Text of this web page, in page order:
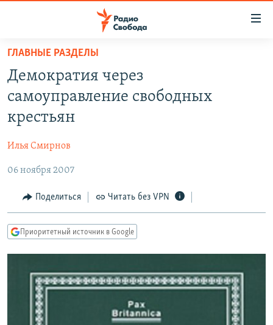
упрощенного
доступа
основному
Вернутся
навигации
Вернутся
поиску
ПОДКАСТЫ
АВТОРСКИЕ ПРОЕКТЫ
МНЕНИЯ
КУЛЬТУРА
IDEL.РЕАЛИИ
СЕВЕР.РЕАЛИИ
РАСПИСАНИЕ ВЕЩАНИЯ
ПОДПИШИТЕСЬ НА РАССЫЛКУ
ГЛАВНЫЕ РАЗДЕЛЫ
Демократия через
самоуправление свободных
крестьян
Илья Смирнов
06 ноября 2007
Поделиться Читать без VPN
Приоритетный источник в Google